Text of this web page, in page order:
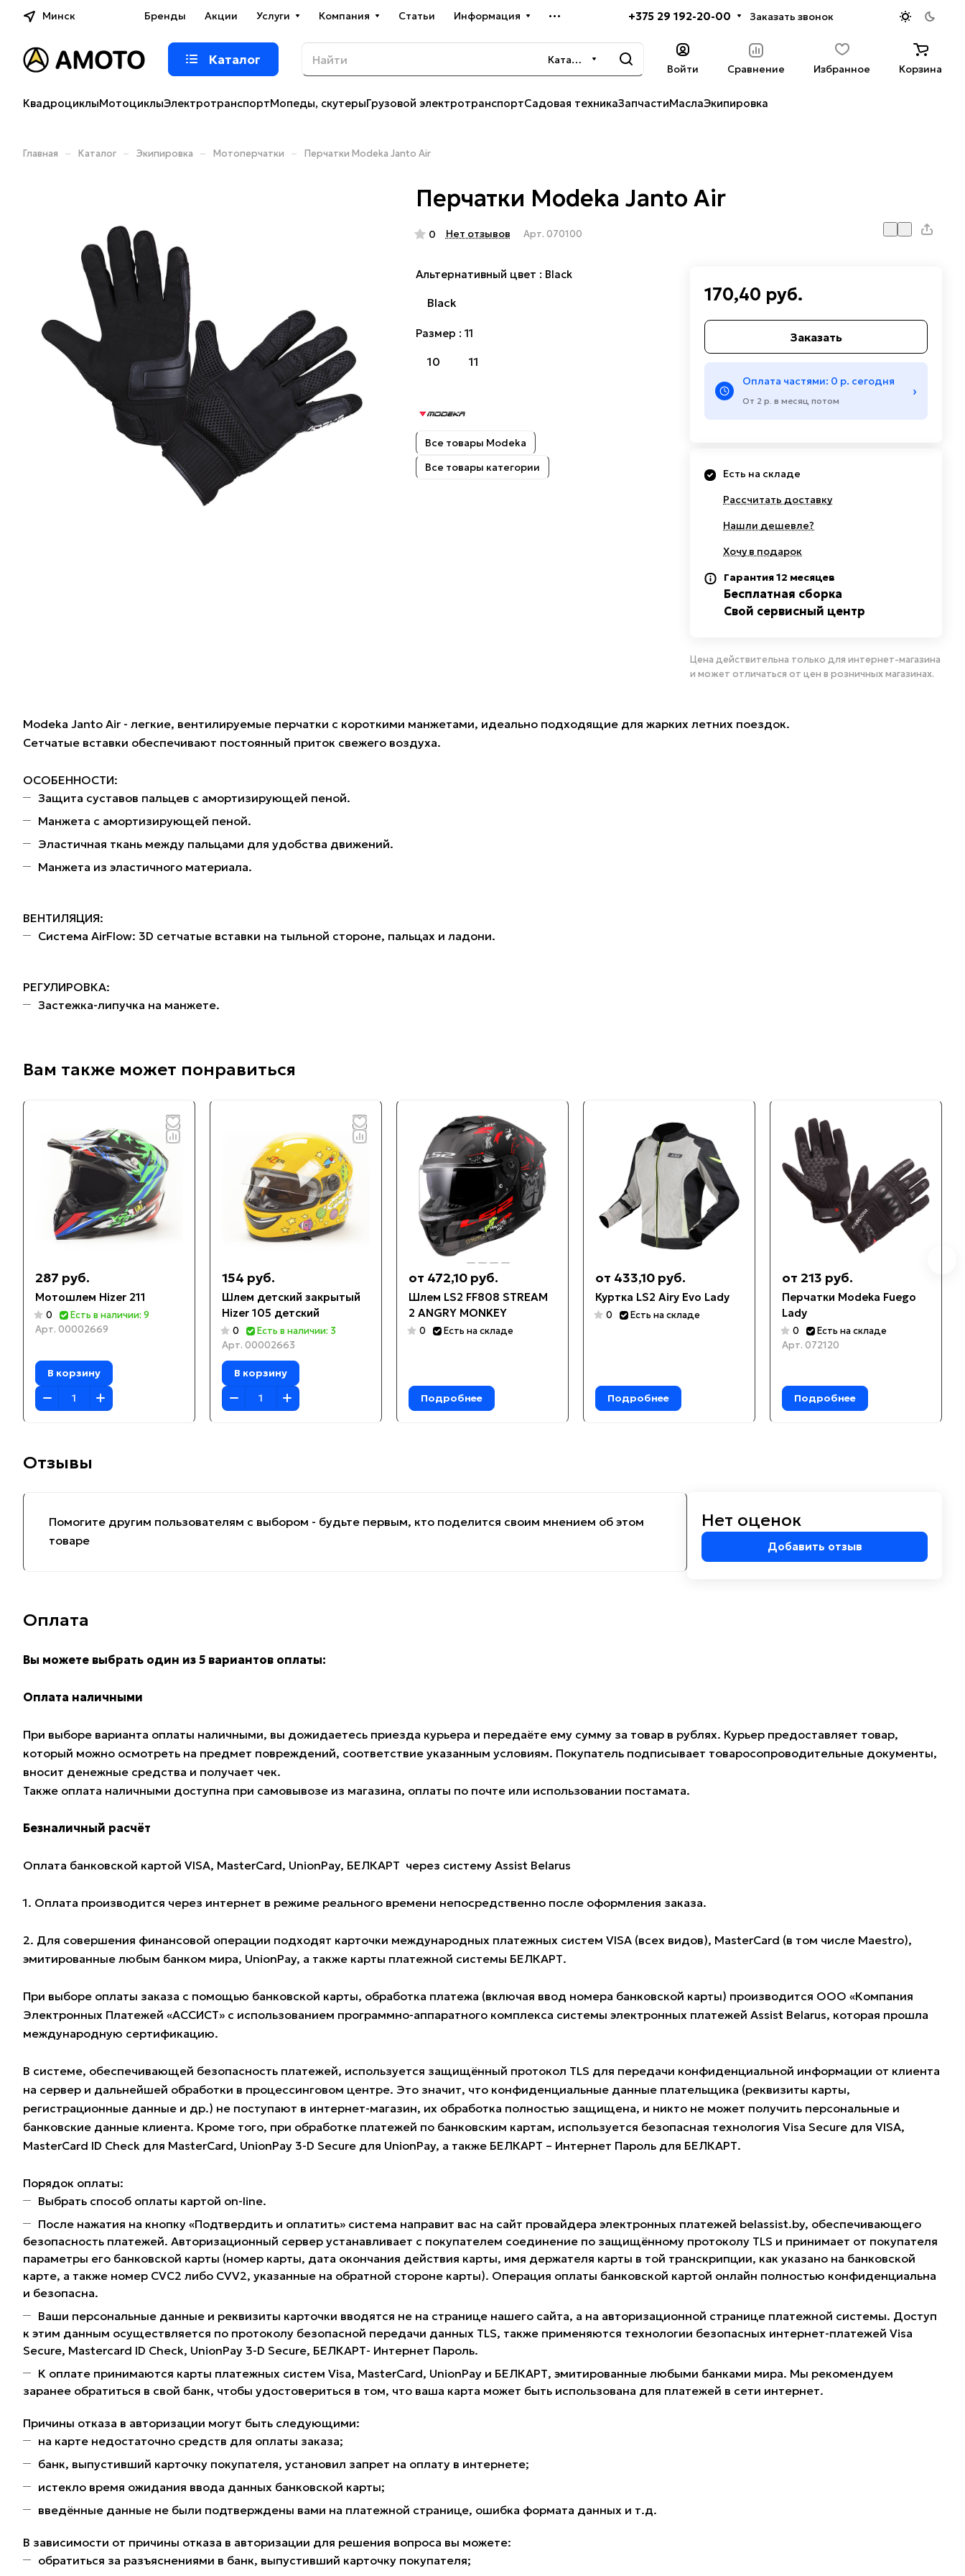
Минск Бренды Акции Услуги Компания Статьи Информация +375 29 192-20-00 Заказать звонок
Каталог Каталог
Войти Сравнение Избранное Корзина
КвадроциклыМотоциклыЭлектротранспортМопеды, скутерыГрузовой электротранспортСадовая техникаЗапчастиМаслаЭкипировка
Главная – Каталог – Экипировка – Мотоперчатки – Перчатки Modeka Janto Air
Перчатки Modeka Janto Air
0 Нет отзывов Арт. 070100
Альтернативный цвет : Black
Black
Размер : 11
10 11
Все товары Modeka
Все товары категории
170,40 руб.
Заказать
Оплата частями: 0 р. сегодня
От 2 р. в месяц потом
›
Есть на складе
Рассчитать доставку
Нашли дешевле?
Хочу в подарок
Гарантия 12 месяцев
Бесплатная сборка
Свой сервисный центр
Цена действительна только для интернет-магазина
и может отличаться от цен в розничных магазинах.
Modeka Janto Air - легкие, вентилируемые перчатки с короткими манжетами, идеально подходящие для жарких летних поездок.
Сетчатые вставки обеспечивают постоянный приток свежего воздуха.
ОСОБЕННОСТИ:
Защита суставов пальцев с амортизирующей пеной.
Манжета с амортизирующей пеной.
Эластичная ткань между пальцами для удобства движений.
Манжета из эластичного материала.
ВЕНТИЛЯЦИЯ:
Система AirFlow: 3D сетчатые вставки на тыльной стороне, пальцах и ладони.
РЕГУЛИРОВКА:
Застежка-липучка на манжете.
Вам также может понравиться
287 руб.
Мотошлем Hizer 211
0
Есть в наличии: 9
Арт. 00002669
В корзину
154 руб.
Шлем детский закрытый
Hizer 105 детский
0
Есть в наличии: 3
Арт. 00002663
В корзину
от 472,10 руб.
Шлем LS2 FF808 STREAM
2 ANGRY MONKEY
0 Есть на складе
Подробнее
от 433,10 руб.
Куртка LS2 Airy Evo Lady
0 Есть на складе
Подробнее
от 213 руб.
Перчатки Modeka Fuego
Lady
0
Есть на складе
Арт. 072120
Подробнее
Отзывы
Помогите другим пользователям с выбором - будьте первым, кто поделится своим мнением об этом
товаре
Нет оценок
Добавить отзыв
Оплата
Вы можете выбрать один из 5 вариантов оплаты:
Оплата наличными
При выборе варианта оплаты наличными, вы дожидаетесь приезда курьера и передаёте ему сумму за товар в рублях. Курьер предоставляет товар,
который можно осмотреть на предмет повреждений, соответствие указанным условиям. Покупатель подписывает товаросопроводительные документы,
вносит денежные средства и получает чек.
Также оплата наличными доступна при самовывозе из магазина, оплаты по почте или использовании постамата.
Безналичный расчёт
Оплата банковской картой VISA, MasterCard, UnionPay, БЕЛКАРТ через систему Assist Belarus
1. Оплата производится через интернет в режиме реального времени непосредственно после оформления заказа.
2. Для совершения финансовой операции подходят карточки международных платежных систем VISA (всех видов), MasterCard (в том числе Maestro),
эмитированные любым банком мира, UnionPay, а также карты платежной системы БЕЛКАРТ.
При выборе оплаты заказа с помощью банковской карты, обработка платежа (включая ввод номера банковской карты) производится ООО «Компания
Электронных Платежей «АССИСТ» с использованием программно-аппаратного комплекса системы электронных платежей Assist Belarus, которая прошла
международную сертификацию.
В системе, обеспечивающей безопасность платежей, используется защищённый протокол TLS для передачи конфиденциальной информации от клиента
на сервер и дальнейшей обработки в процессинговом центре. Это значит, что конфиденциальные данные плательщика (реквизиты карты,
регистрационные данные и др.) не поступают в интернет-магазин, их обработка полностью защищена, и никто не может получить персональные и
банковские данные клиента. Кроме того, при обработке платежей по банковским картам, используется безопасная технология Visa Secure для VISA,
MasterCard ID Check для MasterCard, UnionPay 3-D Secure для UnionPay, а также БЕЛКАРТ – Интернет Пароль для БЕЛКАРТ.
Порядок оплаты:
Выбрать способ оплаты картой on-line.
После нажатия на кнопку «Подтвердить и оплатить» система направит вас на сайт провайдера электронных платежей belassist.by, обеспечивающего
безопасность платежей. Авторизационный сервер устанавливает с покупателем соединение по защищённому протоколу TLS и принимает от покупателя
параметры его банковской карты (номер карты, дата окончания действия карты, имя держателя карты в той транскрипции, как указано на банковской
карте, а также номер CVC2 либо CVV2, указанные на обратной стороне карты). Операция оплаты банковской картой онлайн полностью конфиденциальна
и безопасна.
Ваши персональные данные и реквизиты карточки вводятся не на странице нашего сайта, а на авторизационной странице платежной системы. Доступ
к этим данным осуществляется по протоколу безопасной передачи данных TLS, также применяются технологии безопасных интернет-платежей Visa
Secure, Mastercard ID Check, UnionPay 3-D Secure, БЕЛКАРТ- Интернет Пароль.
К оплате принимаются карты платежных систем Visa, MasterCard, UnionPay и БЕЛКАРТ, эмитированные любыми банками мира. Мы рекомендуем
заранее обратиться в свой банк, чтобы удостовериться в том, что ваша карта может быть использована для платежей в сети интернет.
Причины отказа в авторизации могут быть следующими:
на карте недостаточно средств для оплаты заказа;
банк, выпустивший карточку покупателя, установил запрет на оплату в интернете;
истекло время ожидания ввода данных банковской карты;
введённые данные не были подтверждены вами на платежной странице, ошибка формата данных и т.д.
В зависимости от причины отказа в авторизации для решения вопроса вы можете:
обратиться за разъяснениями в банк, выпустивший карточку покупателя;